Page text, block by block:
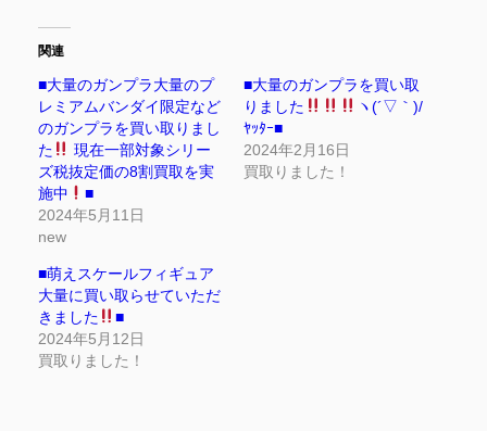
関連
■大量のガンプラ大量のプ
レミアムバンダイ限定など
のガンプラを買い取りまし
た
現在一部対象シリー
ズ税抜定価の8割買取を実
施中
■
2024年5月11日
new
■大量のガンプラを買い取
りました
ヽ(´▽｀)/
ﾔｯﾀｰ■
2024年2月16日
買取りました！
■萌えスケールフィギュア
大量に買い取らせていただ
きました
■
2024年5月12日
買取りました！